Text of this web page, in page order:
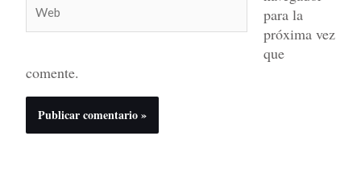
para la
próxima vez
que
comente.